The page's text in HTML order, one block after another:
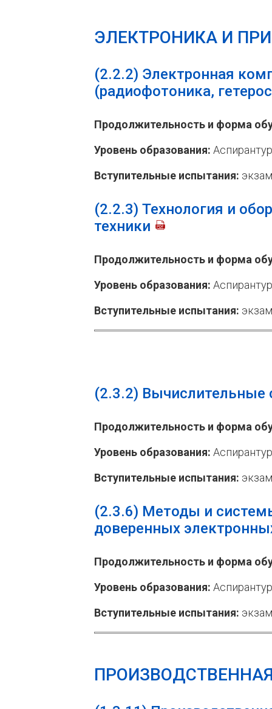
ЭЛЕКТРОНИКА И
(2.2.2) Электронная
(радиофотоника,
Продолжительность и форма
Уровень образования:
Вступительные испытания:
(2.2.3) Технология и
техники
Продолжительность и форма
Уровень образования:
Вступительные испытания:
(2.3.2) Вычислительные
Продолжительность и форма
Уровень образования:
Вступительные испытания:
(2.3.6) Методы и
доверенных
Продолжительность и форма
Уровень образования:
Вступительные испытания: